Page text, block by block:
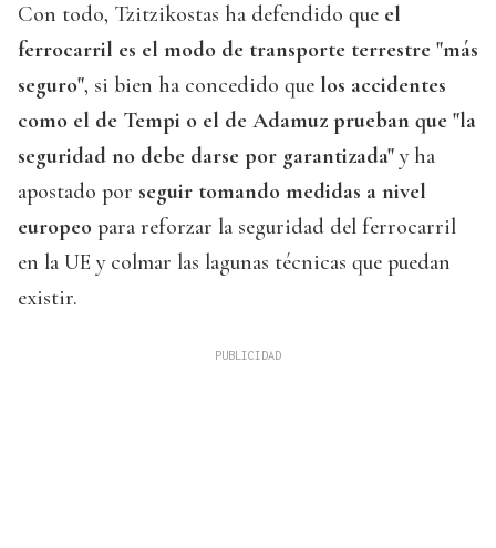
Con todo, Tzitzikostas ha defendido que el
ferrocarril es el modo de transporte terrestre "más
seguro", si bien ha concedido que los accidentes
como el de Tempi o el de Adamuz prueban que "la
seguridad no debe darse por garantizada" y ha
apostado por seguir tomando medidas a nivel
europeo para reforzar la seguridad del ferrocarril
en la UE y colmar las lagunas técnicas que puedan
existir.